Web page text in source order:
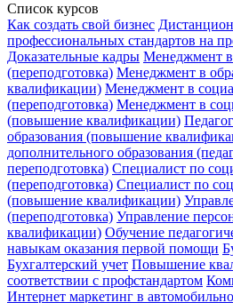
Список курсов
Как создать свой бизнес
профессиональных стандартов на
Доказательные кадры Менеджмент в
(переподготовка) Менеджмент в
квалификации) Менеджмент в
(переподготовка) Менеджмент в
(повышение квалификации)
образования (повышение
дополнительного образования
переподготовка) Специалист по
(переподготовка) Специалист по
(повышение квалификации)
(переподготовка) Управление
квалификации) Обучение
навыкам оказания первой помощи
Бухгалтерский учет Повышение
соответствии с профстандартом
Интернет маркетинг в